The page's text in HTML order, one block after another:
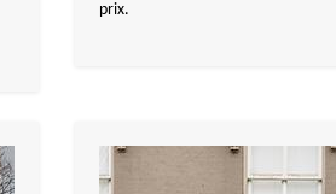
prix.